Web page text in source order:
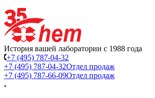
История вашей лаборатории с 1988 года
+7 (495) 787-04-32
+7 (495) 787-04-32Отдел продаж
+7 (495) 787-66-09Отдел продаж